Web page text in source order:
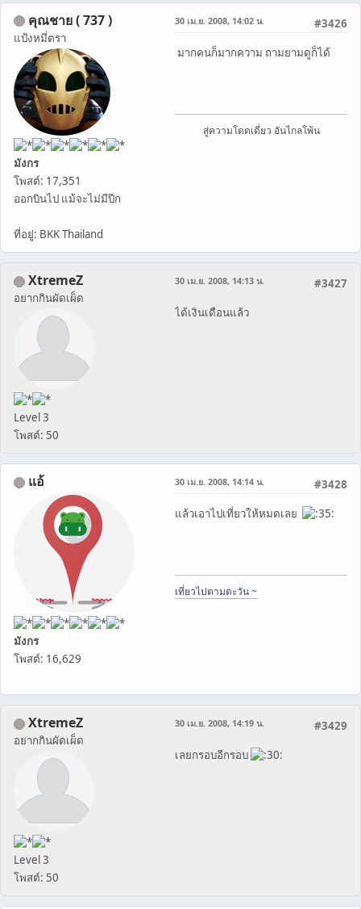
คุณชาย ( 737 )
แป้งหมี่ตรา
มังกร
โพสต์: 17,351
ออกบินไป แม้จะไม่มีปีก
ที่อยู่: BKK Thailand
#3426
30 เม.ย. 2008, 14:02 น.
มากคนก็มากความ ถามยามดูก็ได้
สู่ความโดดเดี่ยว อันไกลโพ้น
XtremeZ
อยากกินผัดเผ็ด
Level 3
โพสต์: 50
#3427
30 เม.ย. 2008, 14:13 น.
ได้เงินเดือนแล้ว
แอ้
มังกร
โพสต์: 16,629
#3428
30 เม.ย. 2008, 14:14 น.
แล้วเอาไปเที่ยวให้หมดเลย
เที่ยวไปตามตะวัน ~
XtremeZ
อยากกินผัดเผ็ด
Level 3
โพสต์: 50
#3429
30 เม.ย. 2008, 14:19 น.
เลยกรอบอีกรอบ